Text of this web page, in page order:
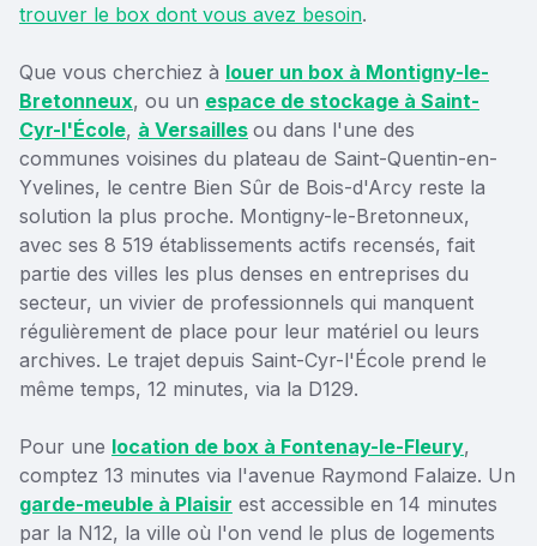
trouver le box dont vous avez besoin.
Que vous cherchiez à louer un box à Montigny-le-
Bretonneux, ou un espace de stockage à Saint-
Cyr-l'École, à Versailles ou dans l'une des
communes voisines du plateau de Saint-Quentin-en-
Yvelines, le centre Bien Sûr de Bois-d'Arcy reste la
solution la plus proche. Montigny-le-Bretonneux,
avec ses 8 519 établissements actifs recensés, fait
partie des villes les plus denses en entreprises du
secteur, un vivier de professionnels qui manquent
régulièrement de place pour leur matériel ou leurs
archives. Le trajet depuis Saint-Cyr-l'École prend le
même temps, 12 minutes, via la D129.
Pour une location de box à Fontenay-le-Fleury,
comptez 13 minutes via l'avenue Raymond Falaize. Un
garde-meuble à Plaisir est accessible en 14 minutes
par la N12, la ville où l'on vend le plus de logements